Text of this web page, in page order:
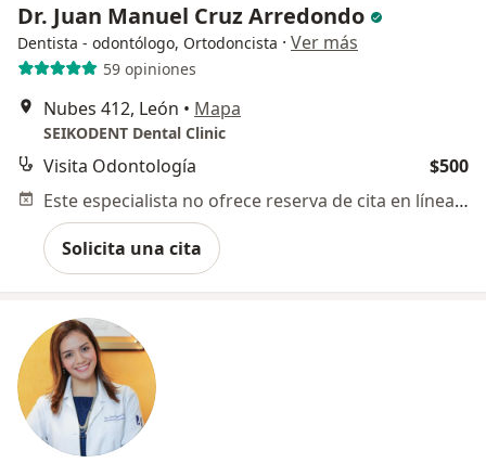
Dr. Juan Manuel Cruz Arredondo
Dentista - odontólogo, Ortodoncista · Ver más
59 opiniones
Nubes 412, León • Mapa
SEIKODENT Dental Clinic
Visita Odontología
$500
Este especialista no ofrece reserva de cita en línea en esta dirección.
Solicita una cita